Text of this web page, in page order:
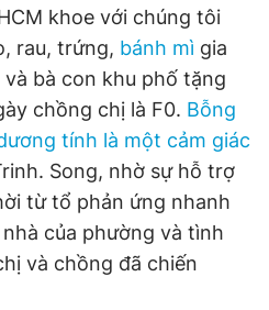
Liên hệ quảng cáo
thoại
khoe với chúng tôi
rau, trứng, bánh mì gia
bà con khu phố tặng
chồng chị là F0. Bỗng
tính là một cảm giác
Song, nhờ sự hỗ trợ
từ tổ phản ứng nhanh
của phường và tình
và chồng đã chiến